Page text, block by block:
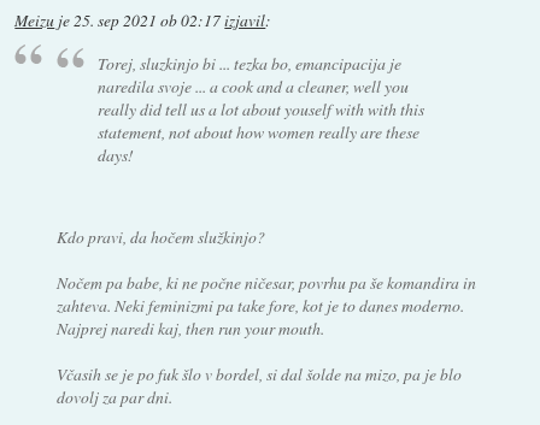
Meizu je 25. sep 2021 ob 02:17izjavil:
Torej, sluzkinjo bi ... tezka bo, emancipacija je
naredila svoje ... a cook and a cleaner, well you
really did tell us a lot about youself with with this
statement, not about how women really are these
days!
Kdo pravi, da hočem služkinjo?
Nočem pa babe, ki ne počne ničesar, povrhu pa še komandira in
zahteva. Neki feminizmi pa take fore, kot je to danes moderno.
Najprej naredi kaj, then run your mouth.
Včasih se je po fuk šlo v bordel, si dal šolde na mizo, pa je blo
dovolj za par dni.